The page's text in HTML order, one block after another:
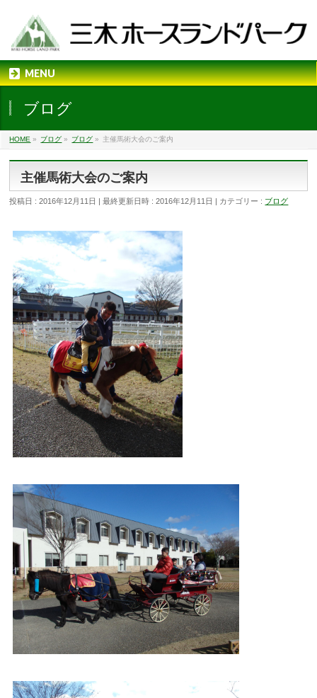
MENU
ブログ
HOME » ブログ » ブログ » 主催馬術大会のご案内
主催馬術大会のご案内
投稿日 : 2016年12月11日 最終更新日時 : 2016年12月11日 カテゴリー : ブログ